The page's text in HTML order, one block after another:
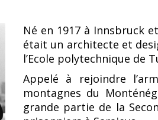
Né en 1917 à Innsbruck
était un architecte et
l’Ecole polytechnique de
Appelé à rejoindre
montagnes du
grande partie de la